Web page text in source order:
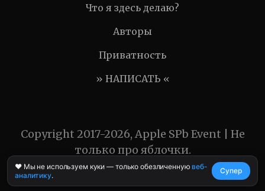
Что я здесь делаю?
Авторы
Приватность
» НАПИСАТЬ «
Copyright 2017-2026, Apple SPb Event | Не
только про яблочки.
❤️ Мы не используем куки — только обезличеннуювеб-
аналитику.
Супер